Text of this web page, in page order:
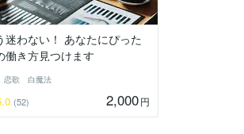
迷わない！ あなたにぴった
働き方見つけます
恋歌 白魔法
(52) 2,000円